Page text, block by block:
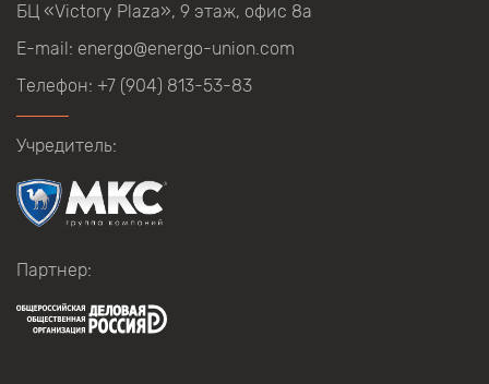
БЦ «Victory Plaza», 9 этаж, офис 8а
E-mail: energo@energo-union.com
Телефон: +7 (904) 813-53-83
Учредитель:
Партнер: